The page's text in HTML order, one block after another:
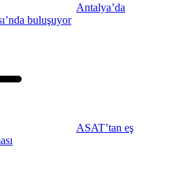
Antalya’da
buluşuyor
ASAT’tan eş